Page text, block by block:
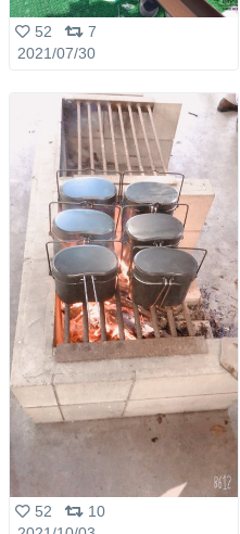
52
7
2021/07/30
52
10